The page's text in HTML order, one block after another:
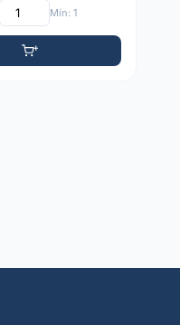
Mín: 1